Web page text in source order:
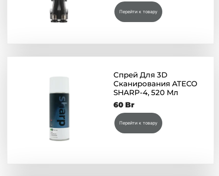
Перейти к товару
Спрей Для 3D
Сканирования ATECO
SHARP-4, 520 Мл
60 Br
Перейти к товару